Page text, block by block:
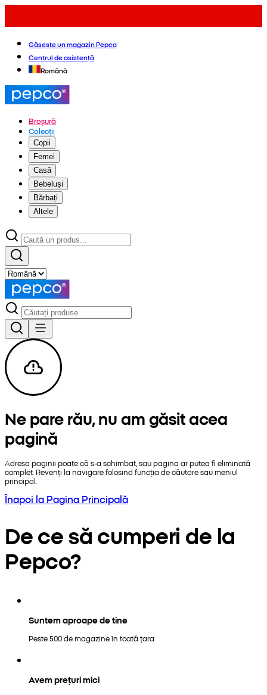
Găsește un magazin Pepco
Centrul de asistență
Română
Broșură
Colecții
Copii
Femei
Casă
Bebeluși
Bărbați
Altele
Ne pare rău, nu am găsit acea
pagină
Adresa paginii poate că s-a schimbat, sau pagina ar putea fi eliminată
complet. Revenți la navigare folosind funcția de căutare sau meniul
principal.
Înapoi la Pagina Principală
De ce să cumperi de la
Pepco?
Suntem aproape de tine
Peste 500 de magazine în toată țara.
Avem prețuri mici